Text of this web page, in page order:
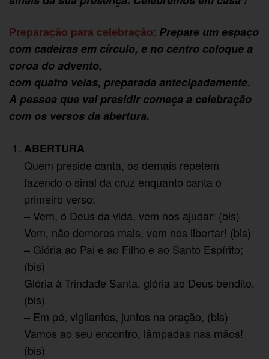
Preparação para celebração: Prepare um espaço
com cadeiras em círculo, e no centro coloque a
coroa do advento,
com quatro velas, preparada antecipadamente.
A pessoa que vai presidir começa a celebração
com os versos da abertura.
ABERTURA
Quem preside canta, os demais repetem
fazendo o sinal da cruz enquanto canta o
primeiro verso:
– Vem, ó Deus da vida, vem nos ajudar! (bis)
Vem, não demores mais, vem nos libertar! (bis)
– Glória ao Pai e ao Filho e ao Santo Espírito;
(bis)
Glória à Trindade Santa, glória ao Deus bendito.
(bis)
– Em pé, vigilantes, juntos na oração, (bis)
Vamos ao seu encontro, lâmpadas nas mãos!
(bis)